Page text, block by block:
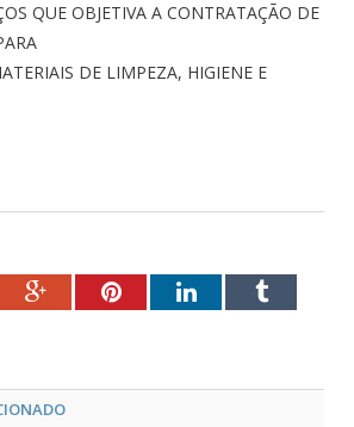
QUE OBJETIVA A CONTRATAÇÃO DE
DE LIMPEZA, HIGIENE E
Google+PinterestLinkedInTumblr